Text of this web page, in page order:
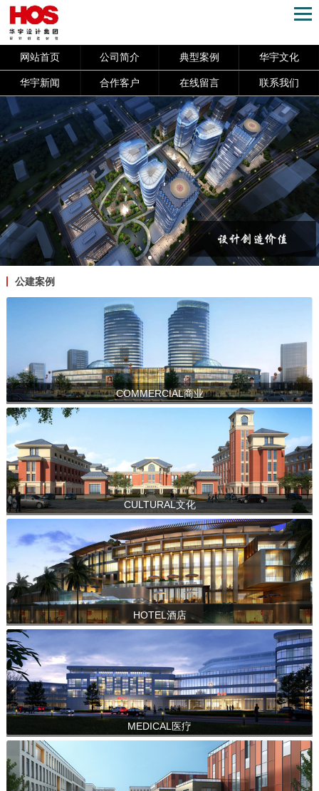
网站首页 公司简介 典型案例 华宇文化
华宇新闻 合作客户 在线留言 联系我们
公建案例
COMMERCIAL商业
CULTURAL文化
HOTEL酒店
MEDICAL医疗